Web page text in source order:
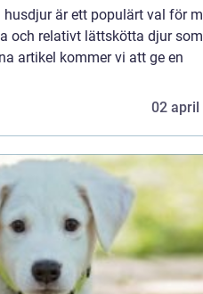
är ett populärt val för
och relativt lättskötta djur
artikel kommer vi att ge en
02 april